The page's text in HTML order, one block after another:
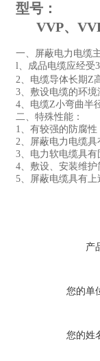
型号：
VVP、
一、屏蔽电力电缆
l、成品电缆应经受
2、电缆导体长期Z
3、敷设电缆的环
4、电缆Z小弯曲半
二、特殊性能：
1、有较强的防腐
2、屏蔽电力电缆
3、电力软电缆具
4、敷设、安装维
5、屏蔽电缆具有
产
您的单
您的姓